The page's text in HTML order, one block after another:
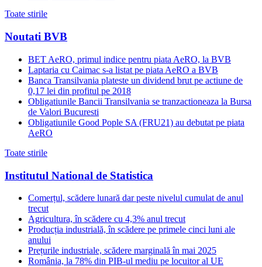
Toate stirile
Noutati BVB
BET AeRO, primul indice pentru piata AeRO, la BVB
Laptaria cu Caimac s-a listat pe piata AeRO a BVB
Banca Transilvania plateste un dividend brut pe actiune de
0,17 lei din profitul pe 2018
Obligatiunile Bancii Transilvania se tranzactioneaza la Bursa
de Valori Bucuresti
Obligatiunile Good Pople SA (FRU21) au debutat pe piata
AeRO
Toate stirile
Institutul National de Statistica
Comerțul, scădere lunară dar peste nivelul cumulat de anul
trecut
Agricultura, în scădere cu 4,3% anul trecut
Producția industrială, în scădere pe primele cinci luni ale
anului
Prețurile industriale, scădere marginală în mai 2025
România, la 78% din PIB-ul mediu pe locuitor al UE